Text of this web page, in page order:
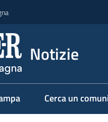
Notizie
Cerca un